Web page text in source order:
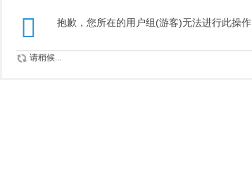
抱歉，您所在的用户组(游客)无法进行此操作
请稍候...